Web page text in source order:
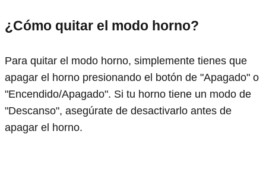
¿Cómo quitar el modo horno?
Para quitar el modo horno, simplemente tienes que
apagar el horno presionando el botón de "Apagado" o
"Encendido/Apagado". Si tu horno tiene un modo de
"Descanso", asegúrate de desactivarlo antes de
apagar el horno.